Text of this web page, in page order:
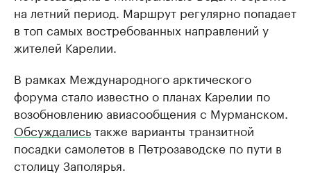
на летний период. Маршрут регулярно попадает
в топ самых востребованных направлений у
жителей Карелии.
В рамках Международного арктического
форума стало известно о планах Карелии по
возобновлению авиасообщения с Мурманском.
Обсуждалисьтакже варианты транзитной
посадки самолетов в Петрозаводске по пути в
столицу Заполярья.